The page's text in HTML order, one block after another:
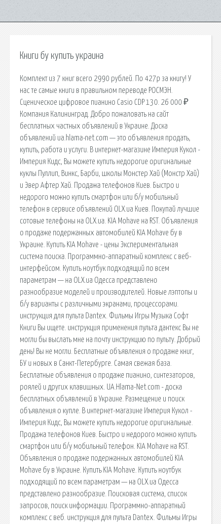
Книги бу купить украина
Комплект из 7 книг всего 2990 рублей. По 427р за книгу! У
нас те самые книги в правильном переводе РОСМЭН.
Сценическое цифровое пианино Casio CDP 130. 26 000 ₽
Компания Калининград. Добро пожаловать на сайт
бесплатных частных объявлений в Украине. Доска
объявлений ua.hlama-net.com — это объявления продать,
купить, работа и услуги. В интернет-магазине Империя Кукол -
Империя Кидс, Вы можете купить недорогие оригинальные
куклы Пуллип, Винкс, Барби, школы Монстер Хай (Монстр Хай)
и Эвер Афтер Хай. Продажа телефонов Киев. Быстро и
недорого можно купить смартфон или б/у мобильный
телефон в сервисе объявлений OLX.ua Киев. Покупай лучшие
сотовые телефоны на OLX.ua. KIA Mohave на RST. Объявления
о продаже подержанных автомобилей KIA Mohave бу в
Украине. Купить KIA Mohave - цены Экспериментальная
система поиска. Программно-аппаратный комплекс с веб-
интерфейсом. Купить ноутбук подходящий по всем
параметрам — на OLX.ua Одесса представлено
разнообразие моделей и производителей. Новые лэптопы и
б/у варианты с различными экранами, процессорами.
инструкция для пульта Dantex. Фильмы Игры Музыка Софт
Книги Вы ищете. инструкция применения пульта дантекс Вы не
могли бы выслать мне на почту инструкцию по пульту. Добрый
день! Вы не могли. Бесплатные объявления о продаже книг,
БУ и новых в Санкт-Петербурге. Самая свежая база.
Бесплатные объявления о продаже пианино, синтезаторов,
роялей и других клавишных. UA.Hlama-Net.com - доска
бесплатных объявлений в Украине. Размещение и поиск
объявления о купле. В интернет-магазине Империя Кукол -
Империя Кидс, Вы можете купить недорогие оригинальные.
Продажа телефонов Киев. Быстро и недорого можно купить
смартфон или б/у мобильный телефон. KIA Mohave на RST.
Объявления о продаже подержанных автомобилей KIA
Mohave бу в Украине. Купить KIA Mohave. Купить ноутбук
подходящий по всем параметрам — на OLX.ua Одесса
представлено разнообразие. Поисковая сиcтема, список
запросов, поиск информации. Программно-аппаратный
комплекс с веб. инструкция для пульта Dantex. Фильмы Игры